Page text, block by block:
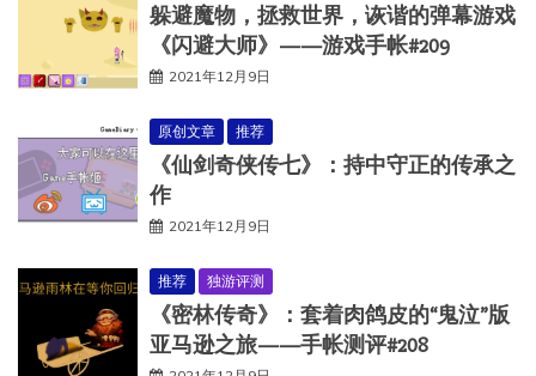
躲避魔物，拯救世界，诙谐的弹幕游戏
《闪避大师》——游戏手帐#209
2021年12月9日
原创文章 推荐
《仙剑奇侠传七》：持中守正的传承之
作
2021年12月9日
推荐 独游评测
《密林传奇》：套着肉鸽皮的“鬼泣”版
亚马逊之旅——手帐测评#208